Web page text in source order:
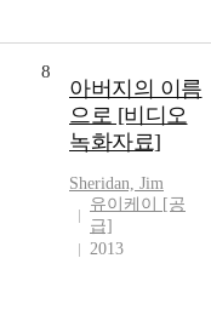
8
아버지의 이름
으로 [비디오
녹화자료]
Sheridan, Jim
유이케이 [공
급]
2013